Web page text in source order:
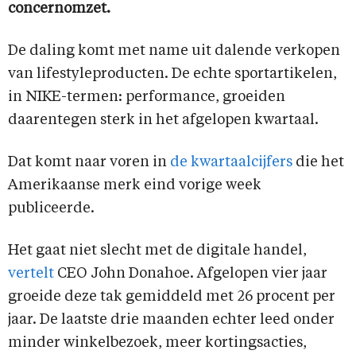
concernomzet.
De daling komt met name uit dalende verkopen
van lifestyleproducten. De echte sportartikelen,
in NIKE-termen: performance, groeiden
daarentegen sterk in het afgelopen kwartaal.
Dat komt naar voren in de kwartaalcijfers die het
Amerikaanse merk eind vorige week
publiceerde.
Het gaat niet slecht met de digitale handel,
vertelt CEO John Donahoe. Afgelopen vier jaar
groeide deze tak gemiddeld met 26 procent per
jaar. De laatste drie maanden echter leed onder
minder winkelbezoek, meer kortingsacties,